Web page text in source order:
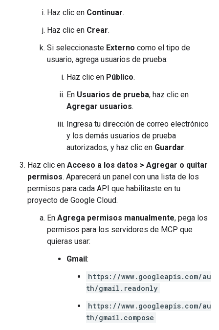
Haz clic en Continuar.
Haz clic en Crear.
Si seleccionaste Externo como el tipo de
usuario, agrega usuarios de prueba:
Haz clic en Público.
En Usuarios de prueba, haz clic en
Agregar usuarios.
Ingresa tu dirección de correo electrónico
y los demás usuarios de prueba
autorizados, y haz clic en Guardar.
Haz clic en Acceso a los datos > Agregar o quitar
permisos. Aparecerá un panel con una lista de los
permisos para cada API que habilitaste en tu
proyecto de Google Cloud.
En Agrega permisos manualmente, pega los
permisos para los servidores de MCP que
quieras usar:
Gmail:
https://www.googleapis.com/au
th/gmail.readonly
https://www.googleapis.com/au
th/gmail.compose